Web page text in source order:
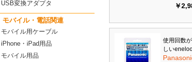
USB変換アダプタ
モバイル・電話関連
モバイル用ケーブル
iPhone・iPad用品
モバイル用品
￥
使用回数
しい